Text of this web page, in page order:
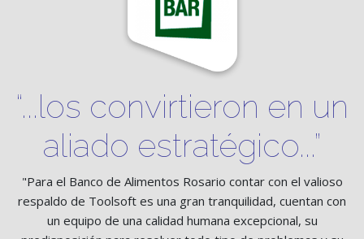
“...los convirtieron en un
aliado estratégico...”
"Para el Banco de Alimentos Rosario contar con el valioso
respaldo de Toolsoft es una gran tranquilidad, cuentan con
un equipo de una calidad humana excepcional, su